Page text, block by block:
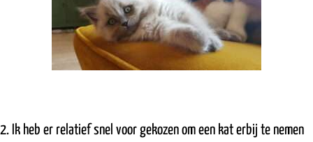
2. Ik heb er relatief snel voor gekozen om een kat erbij te nemen